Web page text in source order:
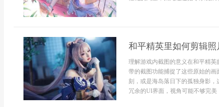
和平精英里如何剪辑
理解游戏内截图的意义在和平精
带的截图功能捕捉了这些原始的
刻，或是海岛落日下的孤独身影
冗余的UI界面，视角可能不够完